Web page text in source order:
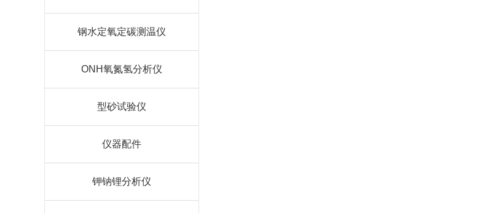
钢水定氧定碳测温仪
ONH氧氮氢分析仪
型砂试验仪
仪器配件
钾钠锂分析仪